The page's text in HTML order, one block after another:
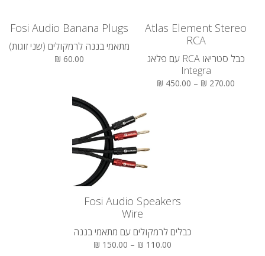
Atlas Element Stereo
RCA
כבל סטריאו RCA עם פלאג
Integra
270.00 ₪ – 450.00 ₪
Fosi Audio Banana Plugs
מתאמי בננה לרמקולים (שני זוגות)
60.00 ₪
Fosi Audio Speakers
Wire
כבלים לרמקולים עם מתאמי בננה
110.00 ₪ – 150.00 ₪